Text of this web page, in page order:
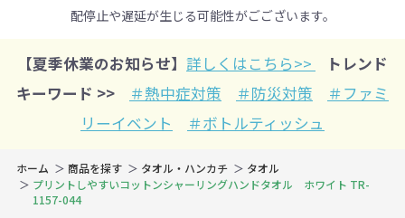
配停止や遅延が生じる可能性がごございます。
【夏季休業のお知らせ】 詳しくはこちら>>
トレンド
キーワード >>
＃熱中症対策 ＃防災対策
＃ファミ
リーイベント
＃ボトルティッシュ
ホーム 商品を探す タオル・ハンカチ
タオル
プリントしやすいコットンシャーリングハンドタオル ホワイト TR-
1157-044